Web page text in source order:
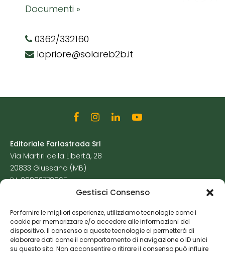
Gestisci Consenso
Per fornire le migliori esperienze, utilizziamo tecnologie come i
cookie per memorizzare e/o accedere alle informazioni del
dispositivo. Il consenso a queste tecnologie ci permetterà di
elaborare dati come il comportamento di navigazione o ID unici
su questo sito. Non acconsentire o ritirare il consenso può influire
Documenti »
0362/332160
lopriore@solareb2b.it
Editoriale Farlastrada Srl
Via Martiri della Libertà, 28
20833 Giussano (MB)
P.I. 06982770965
Cookie Policy
Risorse Aggiuntive